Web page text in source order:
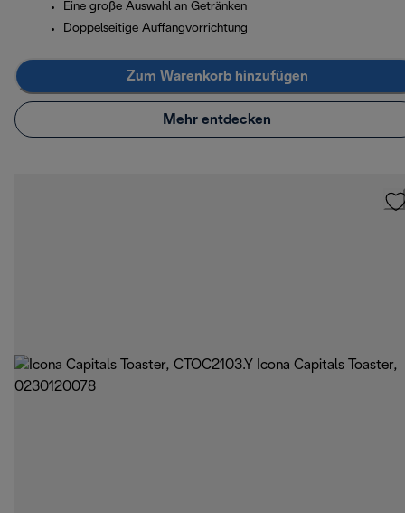
Eine große Auswahl an Getränken
Doppelseitige Auffangvorrichtung
Zum Warenkorb hinzufügen
Mehr entdecken